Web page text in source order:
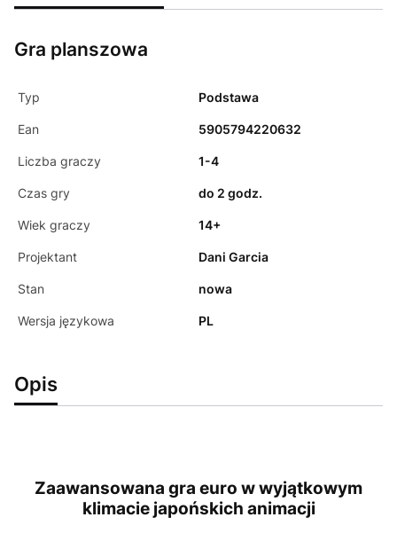
Gra planszowa
Typ Podstawa
Ean 5905794220632
Liczba graczy 1-4
Czas gry do 2 godz.
Wiek graczy 14+
Projektant Dani Garcia
Stan nowa
Wersja językowa PL
Opis
Zaawansowana gra euro w wyjątkowym
klimacie japońskich animacji